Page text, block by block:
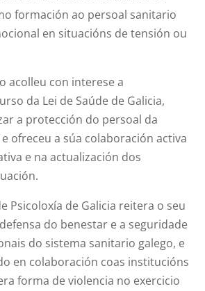
formación ao persoal sanitario
en situacións de tensión ou
acolleu con interese a
da Lei de Saúde de Galicia,
a protección do persoal da
ofreceu a súa colaboración activa
e na actualización dos
Psicoloxía de Galicia reitera o seu
do benestar e a seguridade
do sistema sanitario galego, e
en colaboración coas institucións
forma de violencia no exercicio